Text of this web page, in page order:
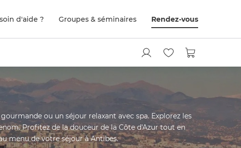
d'aide ? Groupes & séminaires Rendez-vous
ou un séjour relaxant avec spa. Explorez les
Profitez de la douceur de la Côte d'Azur tout en
menu de votre séjour à Antibes.